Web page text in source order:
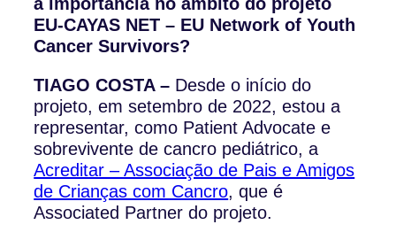
EU-CAYAS NET – EU Network of Youth
Cancer Survivors?
TIAGO COSTA – Desde o início do
projeto, em setembro de 2022, estou a
representar, como Patient Advocate e
sobrevivente de cancro pediátrico, a
Acreditar – Associação de Pais e Amigos
de Crianças com Cancro, que é
Associated Partner do projeto.